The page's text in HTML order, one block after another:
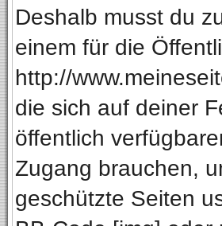
Deshalb musst du
einem für die
http://
die sich auf deiner
öffentlich
Zugang brauchen,
geschützte Seiten